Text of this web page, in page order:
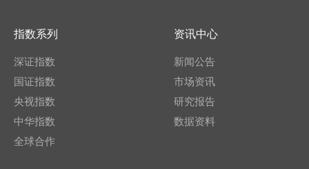
指数系列
深证指数
国证指数
央视指数
中华指数
全球合作
资讯中心
新闻公告
市场资讯
研究报告
数据资料